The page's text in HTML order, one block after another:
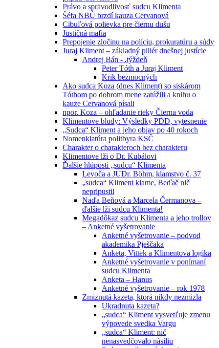
Právo a spravodlivosť sudcu Klimenta
Šéfa NBÚ brzdí kauza Cervanová
Cibuľová polievka pre čiernu dušu
Justičná mafia
Prepojenie zločinu na políciu, prokuratúru a súdy
Juraj Kliment – základný piliér dnešnej justície
Andrej Bán - .týždeň
Peter Tóth a Juraj Kliment
Krik bezmocných
Ako sudca Koza (dnes Kliment) so siskárom
Tóthom po dobrom mene zatúžili a knihu o
kauze Cervanová písali
npor. Koza – ohľadanie rieky Čierna voda
Klimentove bludy: Výsledky PDD, vytesnenie
„Sudca“ Kliment a jeho objav po 40 rokoch
Nomenklatúra politbyra KSČ
Charakter o charakteroch bez charakteru
Klimentove lži o Dr. Kubálovi
Ďalšie hlúposti „sudcu“ Klimenta
Levoča a JUDr. Böhm, klamstvo č. 37
„sudca“ Kliment klame, Beďač nič
nepripustil
Naďa Beňová a Marcela Čermanova –
ďalšie lži sudcu Klimenta!
Megadôkaz sudcu Klimenta a jeho trollov
– Anketné vyšetrovanie
Anketné vyšetrovanie – podvod
akademika Pješčaka
Anketa, Vittek a Klimentova logika
Anketné vyšetrovanie v ponímaní
sudcu Klimenta
Anketa – Hanus
Anketné vyšetrovanie – rok 1978
Zmiznutá kazeta, ktorá nikdy nezmizla
Ukradnuta kazeta?
„sudca“ Kliment vysvetľuje zmenu
výpovede svedka Vargu
„sudca“ Kliment: nič
nenasvedčovalo násiliu